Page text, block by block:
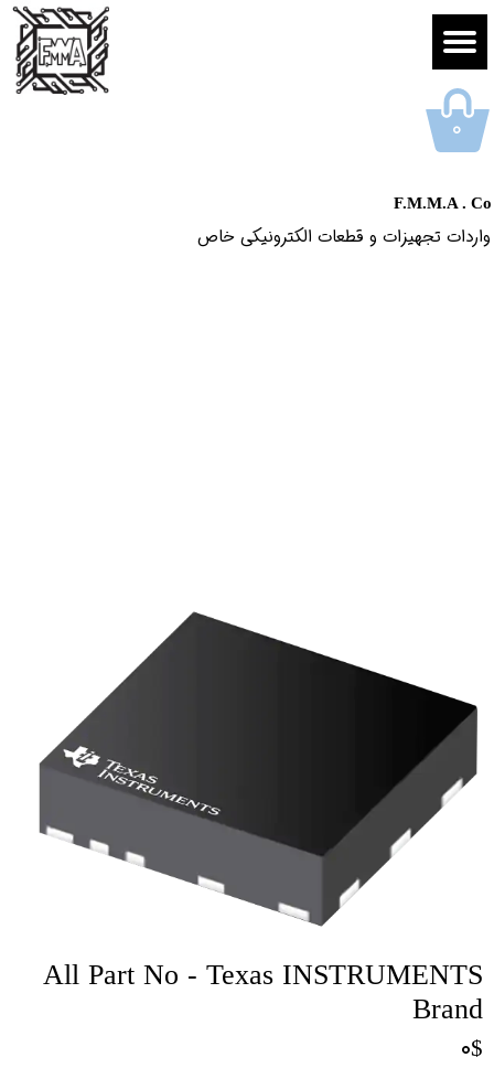
F.M.M.A . Co
واردات تجهیزات و قطعات الکترونیکى خاص​​​​​​​
۰
All Part No - Texas INSTRUMENTS
Brand
۰$